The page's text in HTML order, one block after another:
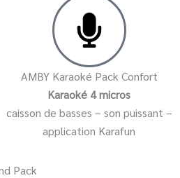
AMBY Karaoké Pack Confort
Karaoké 4 micros
caisson de basses – son puissant –
application Karafun
Pack